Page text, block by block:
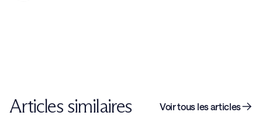
Articles similaires Voir tous les articles